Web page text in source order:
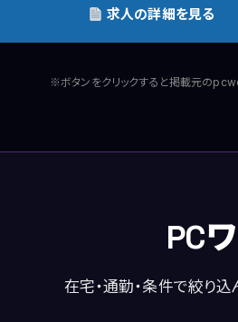
求人の詳細を見る
※ボタンをクリックすると掲載元の
PC
在宅・通勤・条件で絞り